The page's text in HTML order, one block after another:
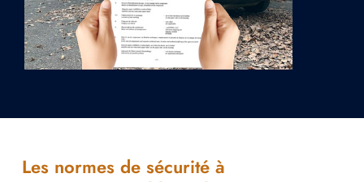
Les normes de sécurité à